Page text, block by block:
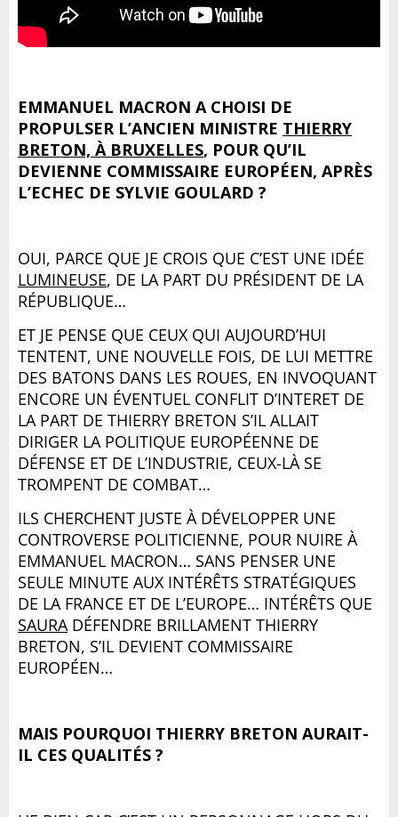
EMMANUEL MACRON A CHOISI DE
PROPULSER L’ANCIEN MINISTRE THIERRY
BRETON, À BRUXELLES, POUR QU’IL
DEVIENNE COMMISSAIRE EUROPÉEN, APRÈS
L’ECHEC DE SYLVIE GOULARD ?
OUI, PARCE QUE JE CROIS QUE C’EST UNE IDÉE
LUMINEUSE, DE LA PART DU PRÉSIDENT DE LA
RÉPUBLIQUE…
ET JE PENSE QUE CEUX QUI AUJOURD’HUI
TENTENT, UNE NOUVELLE FOIS, DE LUI METTRE
DES BATONS DANS LES ROUES, EN INVOQUANT
ENCORE UN ÉVENTUEL CONFLIT D’INTERET DE
LA PART DE THIERRY BRETON S’IL ALLAIT
DIRIGER LA POLITIQUE EUROPÉENNE DE
DÉFENSE ET DE L’INDUSTRIE, CEUX-LÀ SE
TROMPENT DE COMBAT…
ILS CHERCHENT JUSTE À DÉVELOPPER UNE
CONTROVERSE POLITICIENNE, POUR NUIRE À
EMMANUEL MACRON… SANS PENSER UNE
SEULE MINUTE AUX INTÉRÊTS STRATÉGIQUES
DE LA FRANCE ET DE L’EUROPE… INTÉRÊTS QUE
SAURADÉFENDRE BRILLAMENT THIERRY
BRETON, S’IL DEVIENT COMMISSAIRE
EUROPÉEN…
MAIS POURQUOI THIERRY BRETON AURAIT-
IL CES QUALITÉS ?